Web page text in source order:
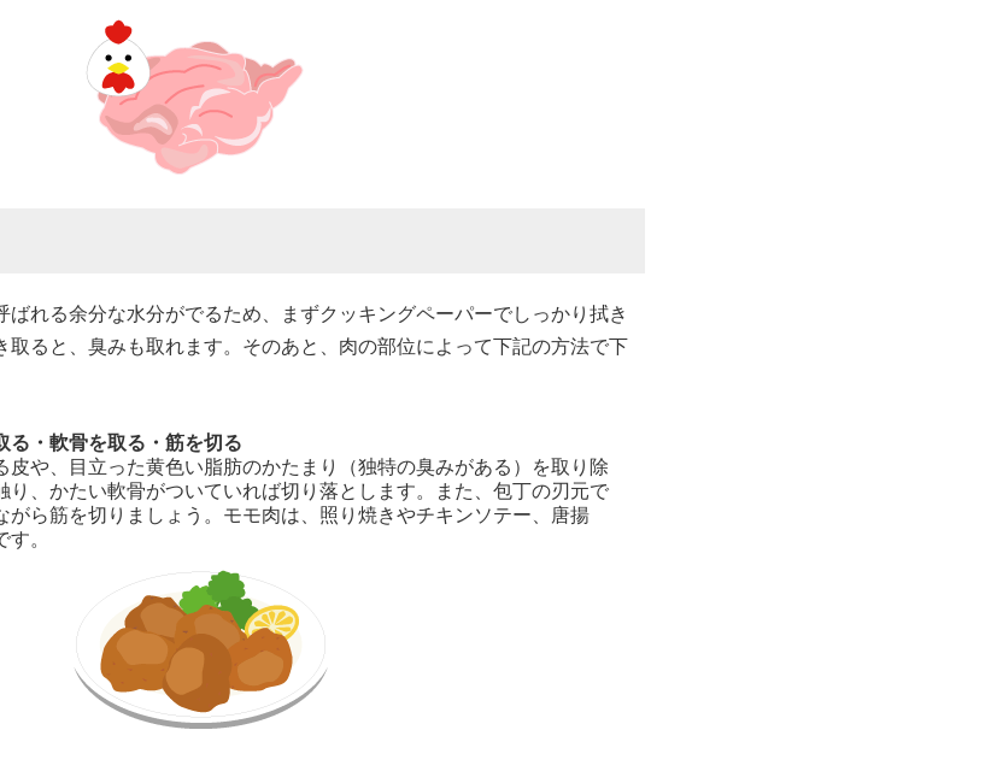
ばれる余分な水分がでるため、まずクッキングペーパーでしっかり拭き
取ると、臭みも取れます。そのあと、肉の部位によって下記の方法で下
る・軟骨を取る・筋を切る
皮や、目立った黄色い脂肪のかたまり（独特の臭みがある）を取り除
り、かたい軟骨がついていれば切り落とします。また、包丁の刃元で
がら筋を切りましょう。モモ肉は、照り焼きやチキンソテー、唐揚
。